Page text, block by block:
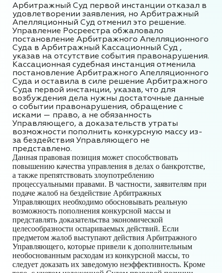
Арбитражный Суд первой инстанции отказал в
удовлетворении заявления, но Арбитражный
Апелляционный Суд отменил это решение.
Управление Росреестра обжаловало
постановление Арбитражного Апелляционного
Суда в Арбитражный Кассационный Суд ,
указав на отсутствие события правонарушения.
Кассационная судебная инстанция отменила
постановление Арбитражного Апелляционного
Суда и оставила в силе решение Арбитражного
Суда первой инстанции, указав, что для
возбуждения дела нужны достаточные данные
о событии правонарушения, обращение с
исками — право, а не обязанность
Управляющего, а доказательств утраты
возможности пополнить конкурсную массу из-
за бездействия Управляющего не
представлено.
Данная правовая позиция может способствовать
повышению качества управления в делах о банкротстве,
а также препятствовать злоупотреблению
процессуальными правами. В частности, заявителям при
подаче жалоб на бездействие Арбитражных
Управляющих необходимо обосновывать реальную
возможность пополнения конкурсной массы и
представлять доказательства экономической
целесообразности оспариваемых действий. Если
предметом жалоб выступают действия Арбитражного
Управляющего, которые привели к дополнительным
необоснованным расходам из конкурсной массы, то
следует доказать их заведомую неэффективность. Кроме